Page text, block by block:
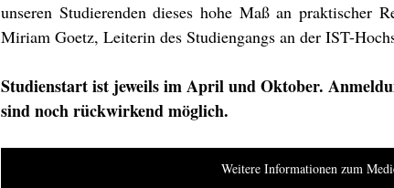
unseren Studierenden dieses hohe Maß an praktischer
Miriam Goetz, Leiterin des Studiengangs an der IST-
Studienstart ist jeweils im April und Oktober.
sind noch rückwirkend möglich.
Weitere Informationen zum